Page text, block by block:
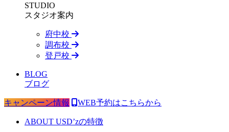
STUDIO
スタジオ案内
府中校
調布校
登戸校
BLOG
ブログ
キャンペーン情報 WEB予約はこちらから
ABOUT USD’zの特徴